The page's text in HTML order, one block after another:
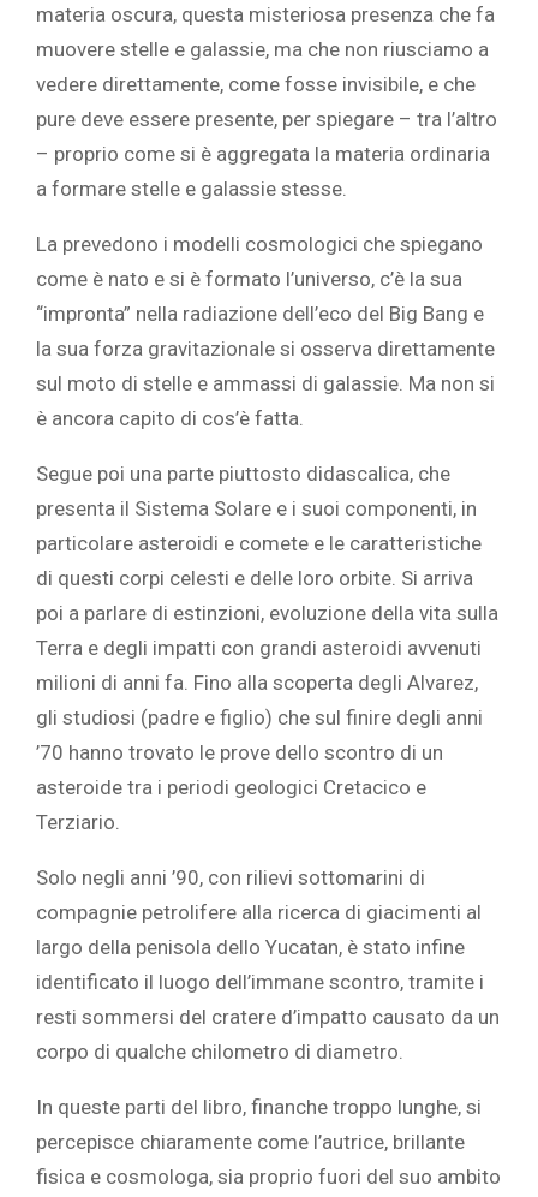
materia oscura, questa misteriosa presenza che fa
muovere stelle e galassie, ma che non riusciamo a
vedere direttamente, come fosse invisibile, e che
pure deve essere presente, per spiegare – tra l’altro
– proprio come si è aggregata la materia ordinaria
a formare stelle e galassie stesse.
La prevedono i modelli cosmologici che spiegano
come è nato e si è formato l’universo, c’è la sua
“impronta” nella radiazione dell’eco del Big Bang e
la sua forza gravitazionale si osserva direttamente
sul moto di stelle e ammassi di galassie. Ma non si
è ancora capito di cos’è fatta.
Segue poi una parte piuttosto didascalica, che
presenta il Sistema Solare e i suoi componenti, in
particolare asteroidi e comete e le caratteristiche
di questi corpi celesti e delle loro orbite. Si arriva
poi a parlare di estinzioni, evoluzione della vita sulla
Terra e degli impatti con grandi asteroidi avvenuti
milioni di anni fa. Fino alla scoperta degli Alvarez,
gli studiosi (padre e figlio) che sul finire degli anni
’70 hanno trovato le prove dello scontro di un
asteroide tra i periodi geologici Cretacico e
Terziario.
Solo negli anni ’90, con rilievi sottomarini di
compagnie petrolifere alla ricerca di giacimenti al
largo della penisola dello Yucatan, è stato infine
identificato il luogo dell’immane scontro, tramite i
resti sommersi del cratere d’impatto causato da un
corpo di qualche chilometro di diametro.
In queste parti del libro, finanche troppo lunghe, si
percepisce chiaramente come l’autrice, brillante
fisica e cosmologa, sia proprio fuori del suo ambito